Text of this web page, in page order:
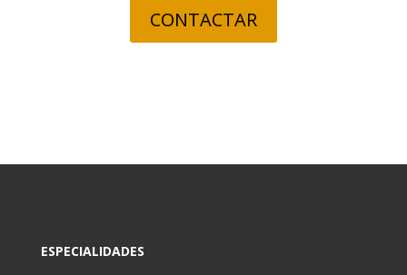
CONTACTAR
ESPECIALIDADES